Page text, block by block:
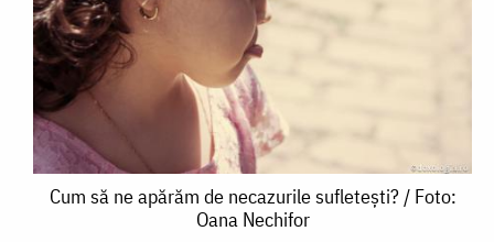
Cum
Cum să ne apărăm de necazurile sufletești? / Foto:
Oana Nechifor